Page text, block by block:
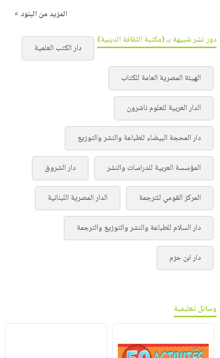
المزيد من البنود »
دور نشر شبيهة بـ (مكتبة الثقافة الدينية)
دار الكتب العلمية
الهيئة المصرية العامة للكتاب
الدار العربية للعلوم ناشرون
دار المحجة البيضاء للطباعة والنشر والتوزيع
المؤسسة العربية للدراسات والنشر دار الشروق
المركز القومي للترجمة الدار المصرية اللبنانية
دار السلام للطباعة والنشر والتوزيع والترجمة
دار ابن حزم
وسائل تعليمية